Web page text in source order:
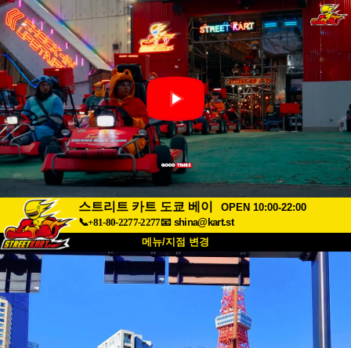
스트리트 카트 도쿄 베이
OPEN 10:00-22:00
📞+81-80-2277-2277📧 shina@kart.st
메뉴/지점 변경
최상단
자주 묻는 질문